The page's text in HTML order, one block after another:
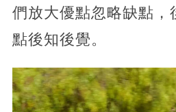
們放大優點忽略缺點，
點後知後覺。